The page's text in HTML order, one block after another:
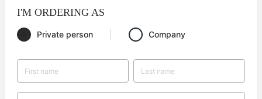
I'M ORDERING AS
Private person Company